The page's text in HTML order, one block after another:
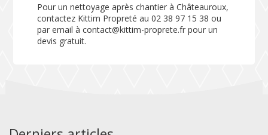
Pour un nettoyage après chantier à Châteauroux,
contactez Kittim Propreté au 02 38 97 15 38 ou
par email à contact@kittim-proprete.fr pour un
devis gratuit.